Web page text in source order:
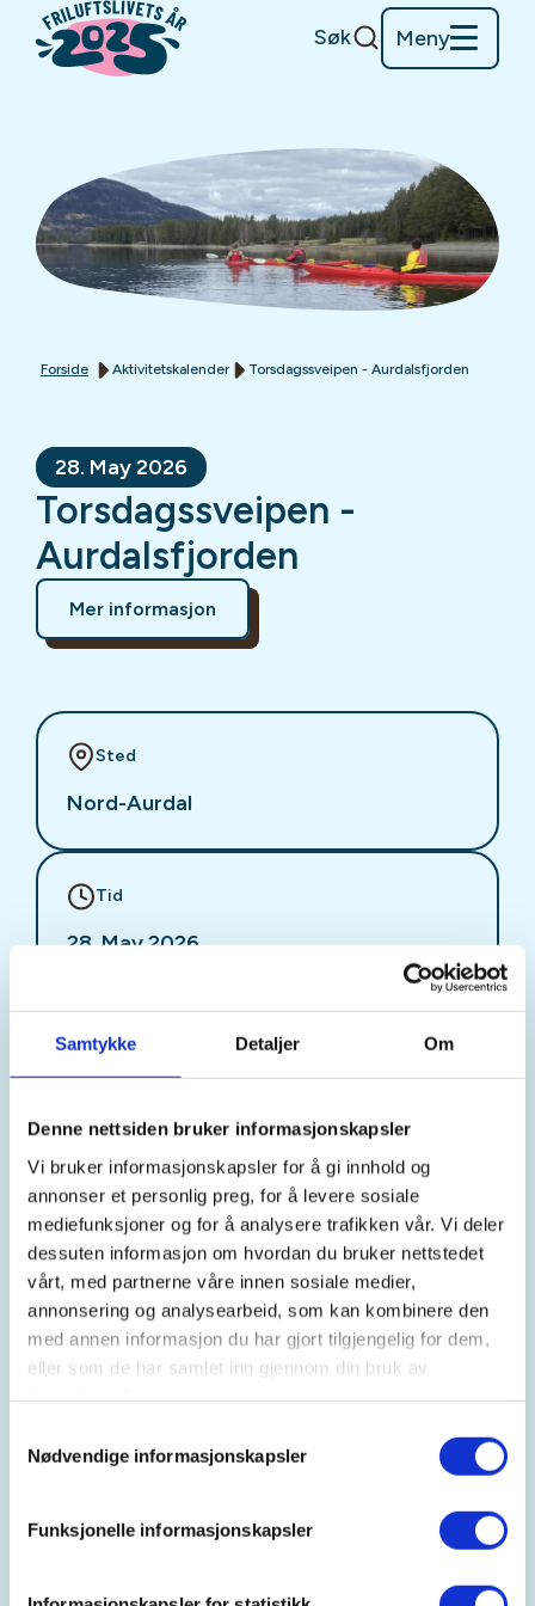
Samtykke Detaljer Om
Denne nettsiden bruker informasjonskapsler
Vi bruker informasjonskapsler for å gi innhold og
annonser et personlig preg, for å levere sosiale
mediefunksjoner og for å analysere trafikken vår. Vi deler
dessuten informasjon om hvordan du bruker nettstedet
vårt, med partnerne våre innen sosiale medier,
annonsering og analysearbeid, som kan kombinere den
med annen informasjon du har gjort tilgjengelig for dem,
eller som de har samlet inn gjennom din bruk av
Nødvendige informasjonskapsler
Funksjonelle informasjonskapsler
Søk Meny
Forside Aktivitetskalender Torsdagssveipen - Aurdalsfjorden
28. May 2026
Torsdagssveipen -
Aurdalsfjorden
Mer informasjon
Sted
Nord-Aurdal
Tid
28. May 2026
DNT Valdres
Kontaktperson
Torkjell Haugen
https://92898598
torkjell.haugen@dnt.no
starter i nordenden av fjorden der Skammåni renner
perle med flott landskap rundt og mange små viker